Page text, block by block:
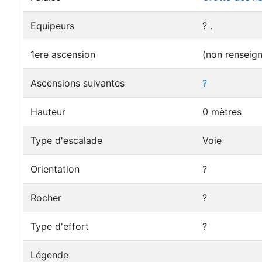
Equipeurs ? .
1ere ascension (non
Ascensions suivantes ?
Hauteur 0 mètres
Type d'escalade Voie
Orientation ?
Rocher ?
Type d'effort ?
Légende